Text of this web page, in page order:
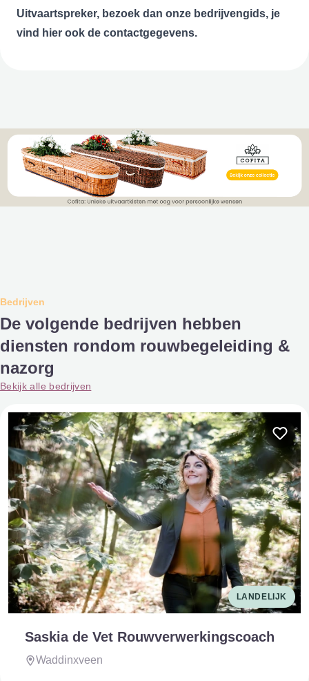
Uitvaartspreker, bezoek dan onze bedrijvengids, je
vind hier ook de contactgegevens.
Bedrijven
De volgende bedrijven hebben
diensten rondom rouwbegeleiding &
nazorg
Bekijk alle bedrijven
LANDELIJK
Saskia de Vet Rouwverwerkingscoach
Waddinxveen